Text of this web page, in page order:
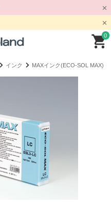
0
インク MAXインク(ECO-SOL MAX)